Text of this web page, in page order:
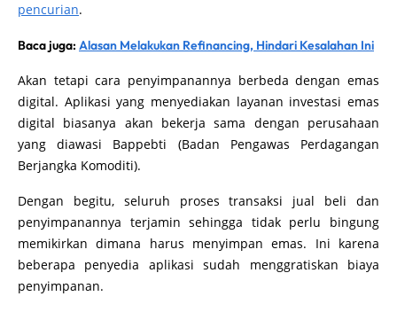
pencurian.
Baca juga: Alasan Melakukan Refinancing, Hindari Kesalahan Ini
Akan tetapi cara penyimpanannya berbeda dengan emas
digital. Aplikasi yang menyediakan layanan investasi emas
digital biasanya akan bekerja sama dengan perusahaan
yang diawasi Bappebti (Badan Pengawas Perdagangan
Berjangka Komoditi).
Dengan begitu, seluruh proses transaksi jual beli dan
penyimpanannya terjamin sehingga tidak perlu bingung
memikirkan dimana harus menyimpan emas. Ini karena
beberapa penyedia aplikasi sudah menggratiskan biaya
penyimpanan.